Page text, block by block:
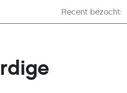
Recent bezocht: